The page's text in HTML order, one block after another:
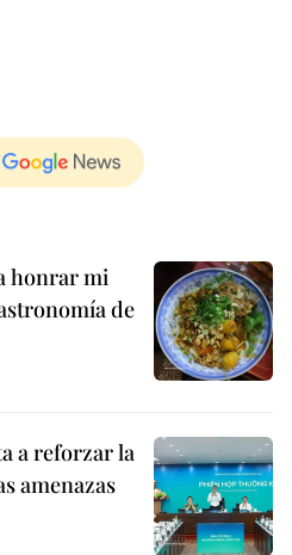
honrar mi
de
a reforzar la
amenazas